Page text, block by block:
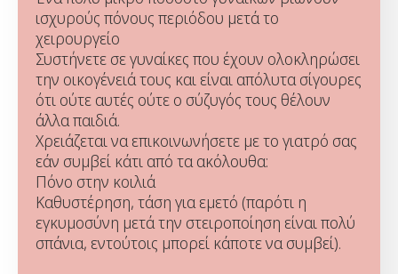
ισχυρούς πόνους περιόδου μετά το
χειρουργείο
Συστήνετε σε γυναίκες που έχουν ολοκληρώσει
την οικογένειά τους και είναι απόλυτα σίγουρες
ότι ούτε αυτές ούτε ο σύζυγός τους θέλουν
άλλα παιδιά.
Χρειάζεται να επικοινωνήσετε με το γιατρό σας
εάν συμβεί κάτι από τα ακόλουθα:
Πόνο στην κοιλιά
Καθυστέρηση, τάση για εμετό (παρότι η
εγκυμοσύνη μετά την στειροποίηση είναι πολύ
σπάνια, εντούτοις μπορεί κάποτε να συμβεί).